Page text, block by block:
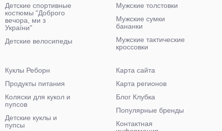
Детские спортивные
костюмы "Доброго
вечора, ми з
України"
Детские велосипеды
Мужские толстовки
Мужские сумки
бананки
Мужские тактические
кроссовки
Куклы Реборн
Продукты питания
Коляски для кукол и
пупсов
Детские куклы и
пупсы
Карта сайта
Карта регионов
Блог Клубка
Популярные бренды
Контактная